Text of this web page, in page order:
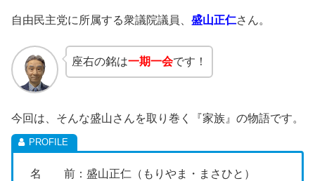
自由民主党に所属する衆議院議員、 盛山正仁さん。
座右の銘は一期一会です！
今回は、そんな盛山さんを取り巻く『家族』の物語です。
名 前：盛山正仁（もりやま・まさひと）